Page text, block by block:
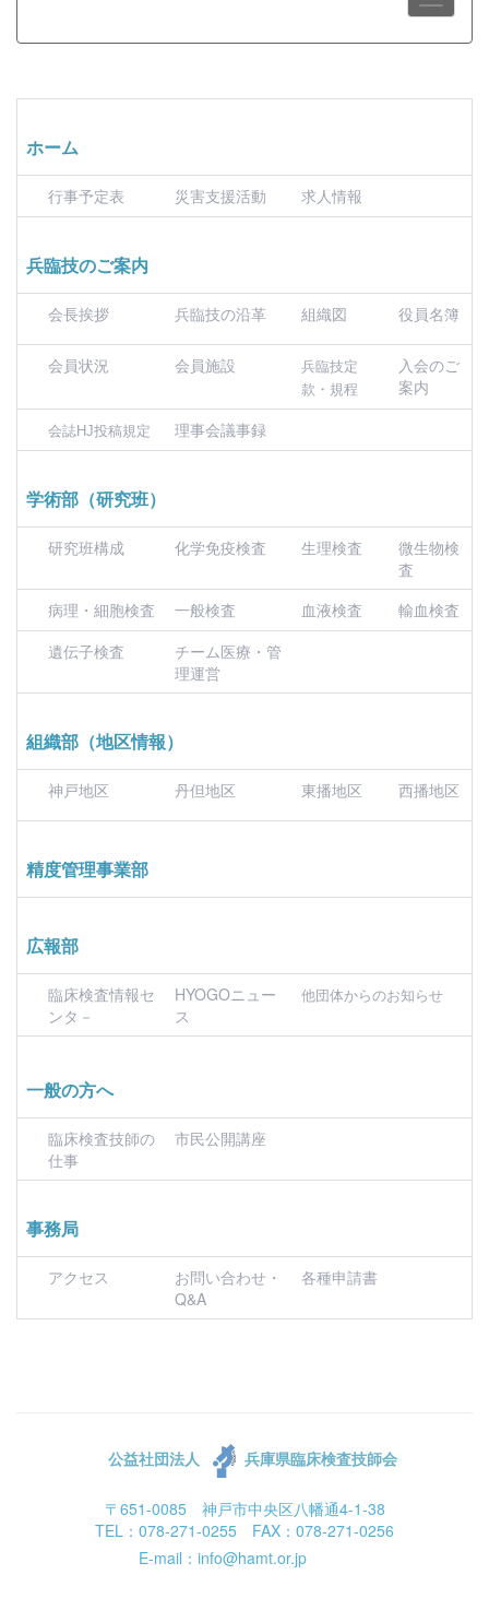
ホーム
行事予定表 災害支援活動 求人情報
兵臨技のご案内
会長挨拶 兵臨技の沿革 組織図 役員名簿
会員状況 会員施設
兵臨技定
款・規程
入会のご
案内
会誌HJ投稿規定 理事会議事録
学術部（研究班）
研究班構成 化学免疫検査 生理検査
微生物検
査
病理・細胞検査
一般検査 血液検査
輸血検査
遺伝子検査
チーム医療・管
理運営
組織部（地区情報）
神戸地区 丹但地区 東播地区 西播地区
精度管理事業部
広報部
臨床検査情報セ
ンタ－
HYOGOニュー
ス
他団体からのお知らせ
一般の方へ
臨床検査技師の
仕事
市民公開講座
事務局
アクセス
お問い合わせ・
Q&A
各種申請書
公益社団法人 兵庫県臨床検査技師会
〒651-0085 神戸市中央区八幡通4-1-38
TEL：078-271-0255 FAX：078-271-0256
E-mail：info@hamt.or.jp